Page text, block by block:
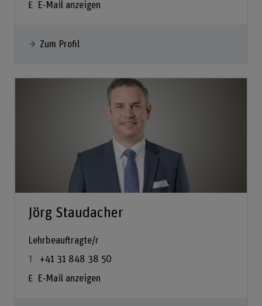
E-Mail anzeigen
Zum Profil
Jörg Staudacher
Lehrbeauftragte/r
+41 31 848 38 50
E-Mail anzeigen